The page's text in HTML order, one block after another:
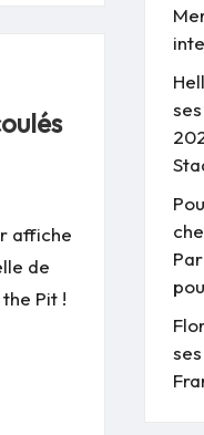
affiche
de
Pit !